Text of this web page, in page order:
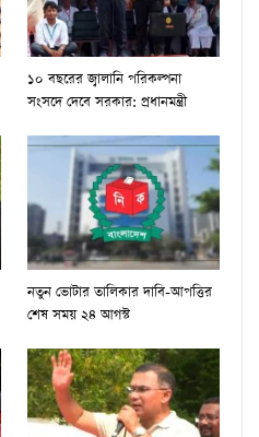
১০ বছরের জ্বালানি পরিকল্পনা
সংসদে দেবে সরকার: প্রধানমন্ত্রী
নতুন ভোটার তালিকার দাবি-আপত্তির
শেষ সময় ২৪ আগস্ট